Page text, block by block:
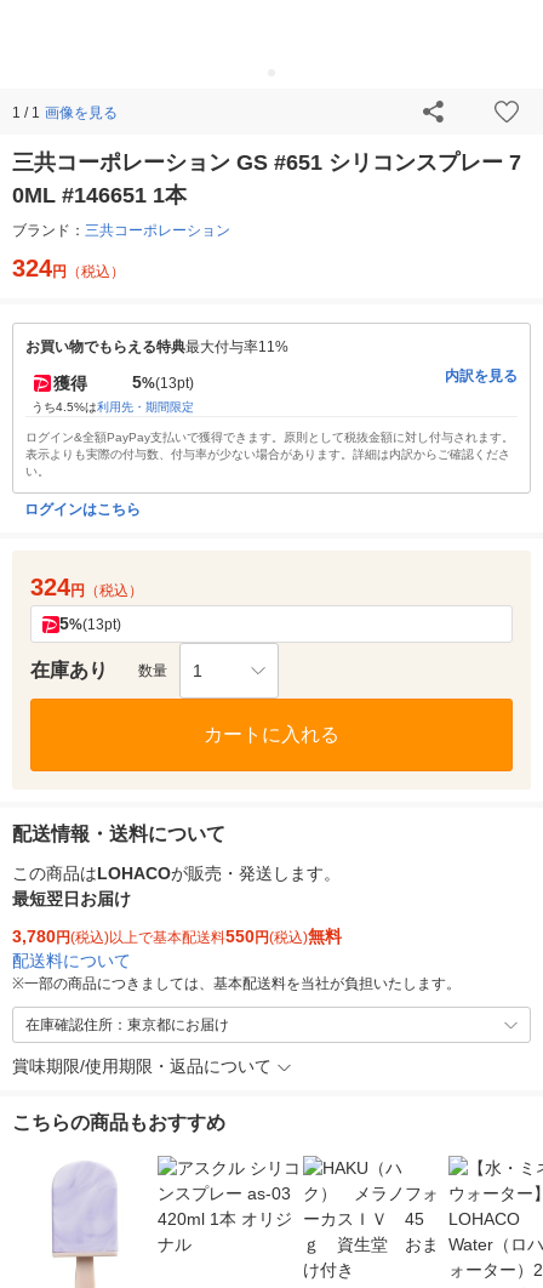
1 / 1 画像を見る
三共コーポレーション GS #651 シリコンスプレー 7
0ML #146651 1本
ブランド： 三共コーポレーション
324円 （税込）
お買い物でもらえる特典最大付与率11%
獲得 5%(13pt)
うち4.5%は利用先・期間限定
内訳を見る
ログイン&全額PayPay支払いで獲得できます。原則として税抜金額に対し付与されます。
表示よりも実際の付与数、付与率が少ない場合があります。詳細は内訳からご確認くださ
い。
ログインはこちら
324円 （税込）
5%(13pt)
在庫あり 数量 1
カートに入れる
配送情報・送料について
この商品はLOHACOが販売・発送します。
最短翌日お届け
3,780円(税込)以上で基本配送料550円(税込)無料
配送料について
※一部の商品につきましては、基本配送料を当社が負担いたします。
在庫確認住所：東京都にお届け
賞味期限/使用期限・返品について
こちらの商品もおすすめ